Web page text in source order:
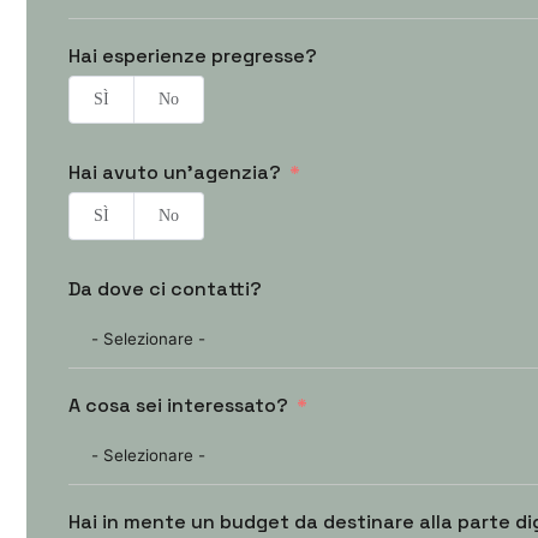
Hai esperienze pregresse?
SÌ No
Hai avuto un’agenzia?
SÌ No
Da dove ci contatti?
A cosa sei interessato?
Hai in mente un budget da destinare alla parte